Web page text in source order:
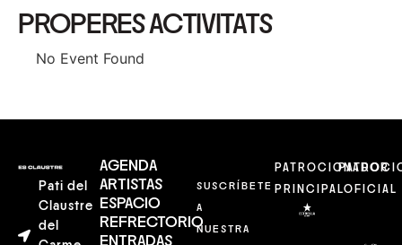
PROPERES ACTIVITATS
No Event Found
Pati del
Claustre
del
AGENDA
ARTISTAS
ESPACIO
REFRECTORIO
ENTRADAS
SUSCRÍBETE
A
NUESTRA
PATROCIONADOR
PRINCIPALOFICIAL